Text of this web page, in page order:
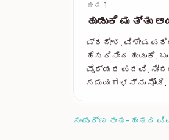
ಹಂತ 1
ಹುಡುಕಿ ಮತ್ತು
ಪ್ರದೇಶ, ವಿಶೇಷ
ಹೆಸರಿನಿಂದ ಹುಡುಕಿ.
ವೈದ್ಯರ ಪದವಿ,
ಸಮಯಗಳನ್ನು ನೋಡಿ.
ಸಂಪೂರ್ಣ ಹಂತ-ಹಂತದ